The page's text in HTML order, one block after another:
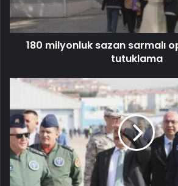
180 milyonluk sazan sarmalı
tutuklama